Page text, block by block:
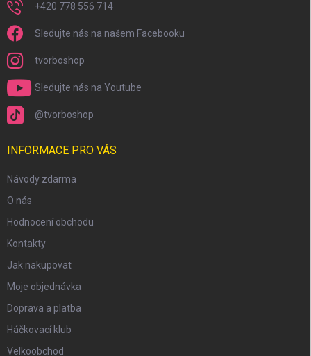
+420 778 556 714
Sledujte nás na našem Facebooku
tvorboshop
Sledujte nás na Youtube
@tvorboshop
INFORMACE PRO VÁS
Návody zdarma
O nás
Hodnocení obchodu
Kontakty
Jak nakupovat
Moje objednávka
Doprava a platba
Háčkovací klub
Velkoobchod